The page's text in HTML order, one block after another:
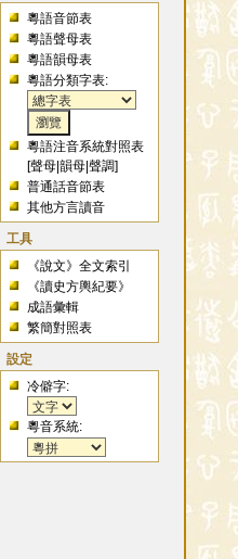
粵語音節表
粵語聲母表
粵語韻母表
粵語分類字表:
粵語注音系統對照表
[聲母 |韻母 |聲調]
普通話音節表
其他方言讀音
工具
《說文》全文索引
《讀史方輿紀要》
成語彙輯
繁簡對照表
設定
冷僻字:
粵音系統: